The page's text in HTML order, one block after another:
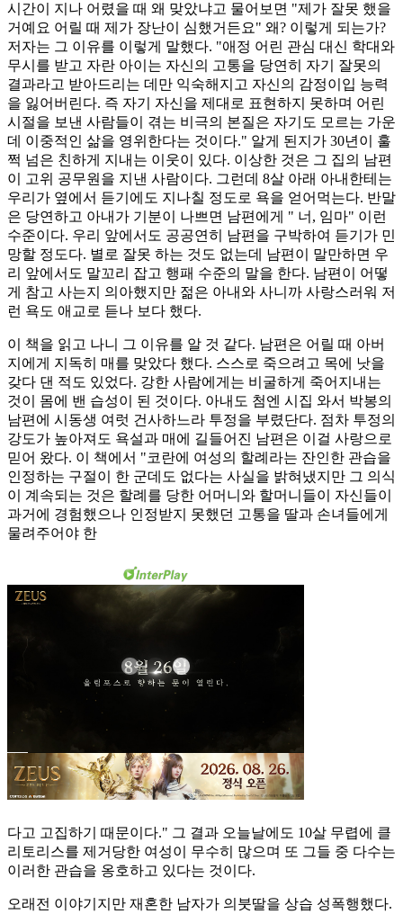
시간이 지나 어렸을 때 왜 맞았냐고 물어보면 "제가 잘못 했을
거예요 어릴 때 제가 장난이 심했거든요" 왜? 이렇게 되는가?
저자는 그 이유를 이렇게 말했다. "애정 어린 관심 대신 학대와
무시를 받고 자란 아이는 자신의 고통을 당연히 자기 잘못의
결과라고 받아드리는 데만 익숙해지고 자신의 감정이입 능력
을 잃어버린다. 즉 자기 자신을 제대로 표현하지 못하며 어린
시절을 보낸 사람들이 겪는 비극의 본질은 자기도 모르는 가운
데 이중적인 삶을 영위한다는 것이다." 알게 된지가 30년이 훌
쩍 넘은 친하게 지내는 이웃이 있다. 이상한 것은 그 집의 남편
이 고위 공무원을 지낸 사람이다. 그런데 8살 아래 아내한테는
우리가 옆에서 듣기에도 지나칠 정도로 욕을 얻어먹는다. 반말
은 당연하고 아내가 기분이 나쁘면 남편에게 " 너, 임마" 이런
수준이다. 우리 앞에서도 공공연히 남편을 구박하여 듣기가 민
망할 정도다. 별로 잘못 하는 것도 없는데 남편이 말만하면 우
리 앞에서도 말꼬리 잡고 행패 수준의 말을 한다. 남편이 어떻
게 참고 사는지 의아했지만 젊은 아내와 사니까 사랑스러워 저
런 욕도 애교로 듣나 보다 했다.
이 책을 읽고 나니 그 이유를 알 것 같다. 남편은 어릴 때 아버
지에게 지독히 매를 맞았다 했다. 스스로 죽으려고 목에 낫을
갖다 댄 적도 있었다. 강한 사람에게는 비굴하게 죽어지내는
것이 몸에 밴 습성이 된 것이다. 아내도 첨엔 시집 와서 박봉의
남편에 시동생 여럿 건사하느라 투정을 부렸단다. 점차 투정의
강도가 높아져도 욕설과 매에 길들어진 남편은 이걸 사랑으로
믿어 왔다. 이 책에서 "코란에 여성의 할례라는 잔인한 관습을
인정하는 구절이 한 군데도 없다는 사실을 밝혀냈지만 그 의식
이 계속되는 것은 할례를 당한 어머니와 할머니들이 자신들이
과거에 경험했으나 인정받지 못했던 고통을 딸과 손녀들에게
물려주어야 한
다고 고집하기 때문이다." 그 결과 오늘날에도 10살 무렵에 클
리토리스를 제거당한 여성이 무수히 많으며 또 그들 중 다수는
이러한 관습을 옹호하고 있다는 것이다.
오래전 이야기지만 재혼한 남자가 의붓딸을 상습 성폭행했다.